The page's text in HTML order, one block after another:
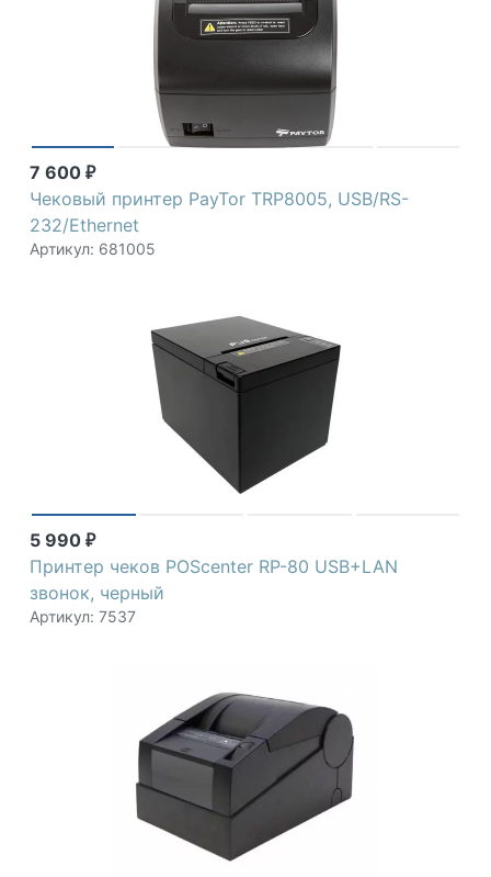
7 600 ₽
Чековый принтер PayTor TRP8005, USB/RS-
232/Ethernet
Артикул: 681005
5 990 ₽
Принтер чеков POScenter RP-80 USB+LAN
звонок, черный
Артикул: 7537